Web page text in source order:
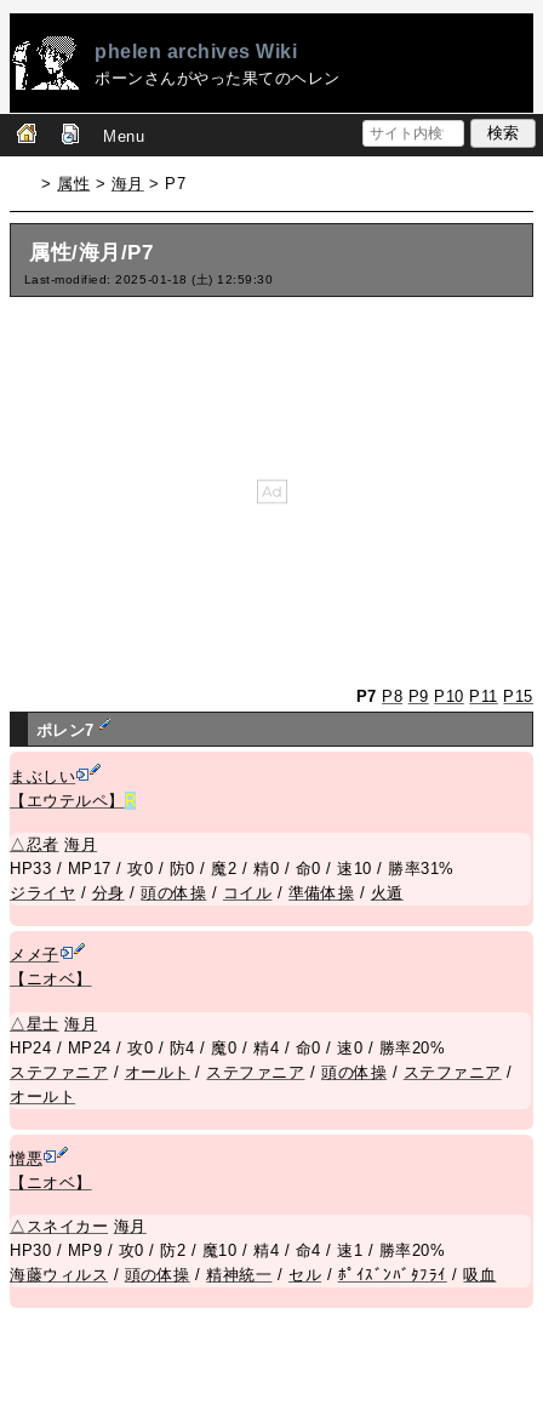
phelen archives Wiki
ポーンさんがやった果てのヘレン
Menu
> 属性 > 海月 > P7
属性/海月/P7
Last-modified: 2025-01-18 (土) 12:59:30
P7 P8 P9 P10 P11 P15
ポレン7
まぶしい
【エウテルペ】
R
△ 忍者 海月
HP33 / MP17 / 攻0 / 防0 / 魔2 / 精0 / 命0 / 速10 / 勝率31%
ジライヤ / 分身 /頭の体操 / コイル /準備体操 / 火遁
メメ子
【ニオベ】
△ 星士 海月
HP24 / MP24 / 攻0 / 防4 / 魔0 / 精4 / 命0 / 速0 / 勝率20%
ステファニア / オールト / ステファニア /頭の体操 / ステファニア /
オールト
憎悪
【ニオベ】
△ スネイカー 海月
HP30 / MP9 / 攻0 / 防2 / 魔10 / 精4 / 命4 / 速1 / 勝率20%
海藤ウィルス / 頭の体操 /精神統一 / セル / ﾎﾟｲｽﾞﾝﾊﾞﾀﾌﾗｲ /吸血